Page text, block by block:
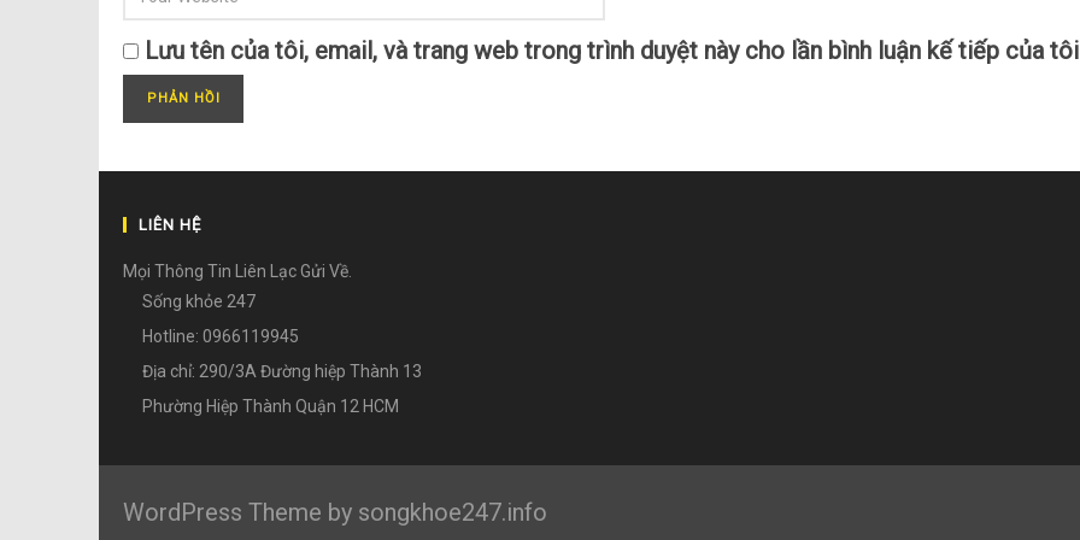
Lưu tên của tôi, email, và trang web trong trình duyệt này cho lần bình luận kế tiếp của
LIÊN HỆ
Mọi Thông Tin Liên Lạc Gửi Về.
Sống khỏe 247
Hotline: 0966119945
Địa chỉ: 290/3A Đường hiệp Thành 13
Phường Hiệp Thành Quận 12 HCM
WordPress Theme by songkhoe247.info